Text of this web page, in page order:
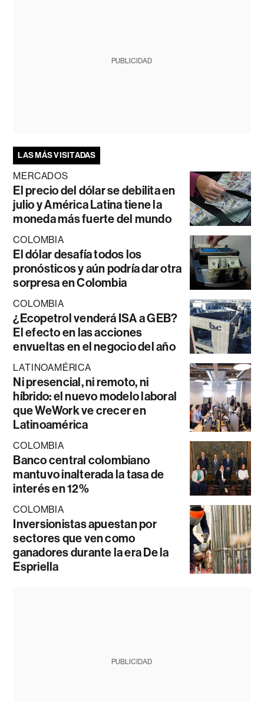
PUBLICIDAD
LAS MÁS VISITADAS
MERCADOS
El precio del dólar se debilita en
julio y América Latina tiene la
moneda más fuerte del mundo
COLOMBIA
El dólar desafía todos los
pronósticos y aún podría dar otra
sorpresa en Colombia
COLOMBIA
¿Ecopetrol venderá ISA a GEB?
El efecto en las acciones
envueltas en el negocio del año
LATINOAMÉRICA
Ni presencial, ni remoto, ni
híbrido: el nuevo modelo laboral
que WeWork ve crecer en
Latinoamérica
COLOMBIA
Banco central colombiano
mantuvo inalterada la tasa de
interés en 12%
COLOMBIA
Inversionistas apuestan por
sectores que ven como
ganadores durante la era De la
Espriella
PUBLICIDAD